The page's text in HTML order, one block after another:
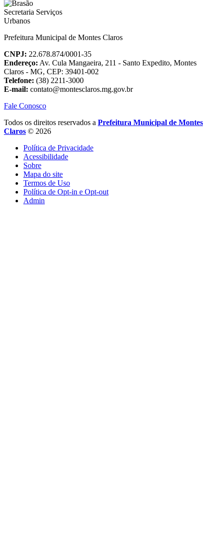
Prefeitura Municipal de Montes Claros
CNPJ: 22.678.874/0001-35
Endereço: Av. Cula Mangaeira, 211 - Santo Expedito, Montes
Claros - MG, CEP: 39401-002
Telefone: (38) 2211-3000
E-mail: contato@montesclaros.mg.gov.br
Fale Conosco
Todos os direitos reservados a Prefeitura Municipal de Montes
Claros © 2026
Política de Privacidade
Acessibilidade
Sobre
Mapa do site
Termos de Uso
Política de Opt-in e Opt-out
Admin